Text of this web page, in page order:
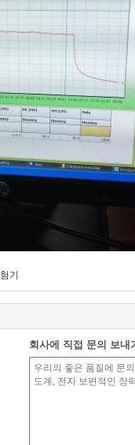
기
회사에 직접 문의 보내